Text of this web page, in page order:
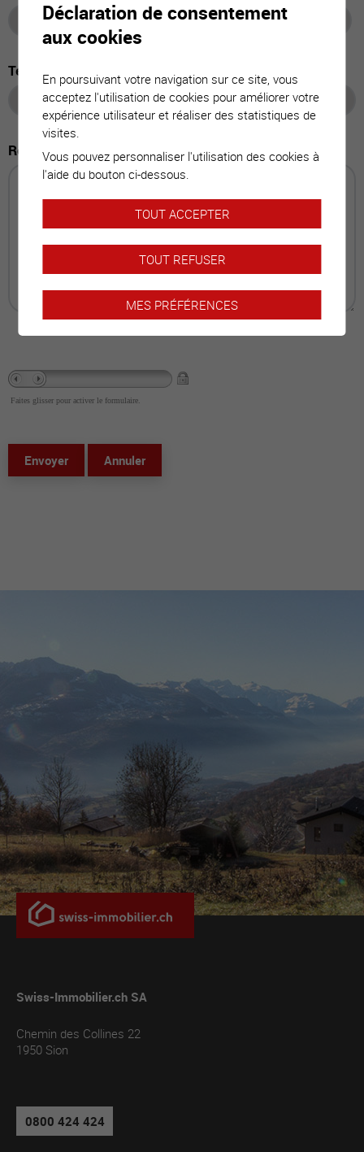
Tél. mobile
Remarque
Faites glisser pour activer le formulaire.
Swiss-Immobilier.ch SA
Chemin des Collines 22
1950 Sion
0800 424 424
Déclaration de consentement
aux cookies
En poursuivant votre navigation sur ce site, vous
acceptez l'utilisation de cookies pour améliorer votre
expérience utilisateur et réaliser des statistiques de
visites.
Vous pouvez personnaliser l'utilisation des cookies à
l'aide du bouton ci-dessous.
TOUT ACCEPTER
TOUT REFUSER
MES PRÉFÉRENCES